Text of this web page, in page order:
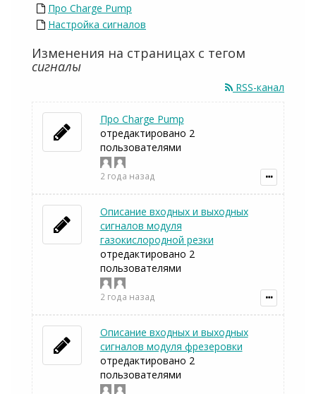
Про Charge Pump
Настройка сигналов
Изменения на страницах с тегом
сигналы
RSS-канал
Про Charge Pump
отредактировано 2
пользователями
2 года назад
Описание входных и выходных
сигналов модуля
газокислородной резки
отредактировано 2
пользователями
2 года назад
Описание входных и выходных
сигналов модуля фрезеровки
отредактировано 2
пользователями